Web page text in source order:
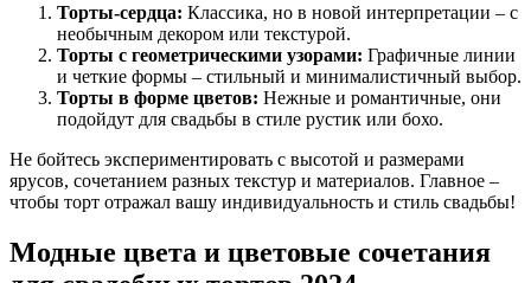
Торты-сердца: Классика, но в новой интерпретации – с
необычным декором или текстурой.
Торты с геометрическими узорами: Графичные линии
и четкие формы – стильный и минималистичный выбор.
Торты в форме цветов: Нежные и романтичные, они
подойдут для свадьбы в стиле рустик или бохо.
Не бойтесь экспериментировать с высотой и размерами
ярусов, сочетанием разных текстур и материалов. Главное –
чтобы торт отражал вашу индивидуальность и стиль свадьбы!
Модные цвета и цветовые сочетания